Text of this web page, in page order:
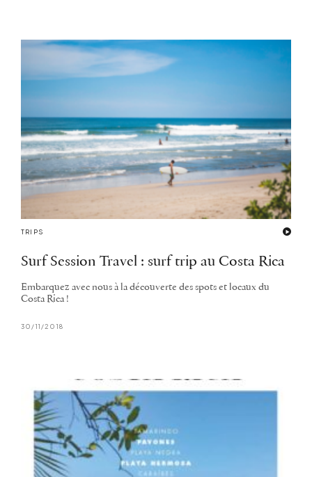
TRIPS
Surf Session Travel : surf trip au Costa Rica
Embarquez avec nous à la découverte des spots et locaux du
Costa Rica !
30/11/2018